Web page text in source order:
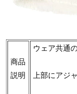
商品
説明
ウェア共通
上部にアジ